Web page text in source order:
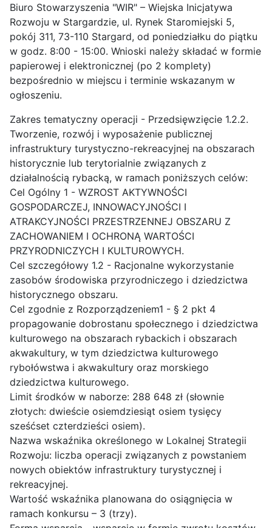
Biuro Stowarzyszenia "WIR" – Wiejska Inicjatywa
Rozwoju w Stargardzie, ul. Rynek Staromiejski 5,
pokój 311, 73-110 Stargard, od poniedziałku do piątku
w godz. 8:00 - 15:00. Wnioski należy składać w formie
papierowej i elektronicznej (po 2 komplety)
bezpośrednio w miejscu i terminie wskazanym w
ogłoszeniu.
Zakres tematyczny operacji - Przedsięwzięcie 1.2.2.
Tworzenie, rozwój i wyposażenie publicznej
infrastruktury turystyczno-rekreacyjnej na obszarach
historycznie lub terytorialnie związanych z
działalnością rybacką, w ramach poniższych celów:
Cel Ogólny 1 - WZROST AKTYWNOŚCI
GOSPODARCZEJ, INNOWACYJNOŚCI I
ATRAKCYJNOŚCI PRZESTRZENNEJ OBSZARU Z
ZACHOWANIEM I OCHRONĄ WARTOŚCI
PRZYRODNICZYCH I KULTUROWYCH.
Cel szczegółowy 1.2 - Racjonalne wykorzystanie
zasobów środowiska przyrodniczego i dziedzictwa
historycznego obszaru.
Cel zgodnie z Rozporządzeniem1 - § 2 pkt 4
propagowanie dobrostanu społecznego i dziedzictwa
kulturowego na obszarach rybackich i obszarach
akwakultury, w tym dziedzictwa kulturowego
rybołówstwa i akwakultury oraz morskiego
dziedzictwa kulturowego.
Limit środków w naborze: 288 648 zł (słownie
złotych: dwieście osiemdziesiąt osiem tysięcy
sześćset czterdzieści osiem).
Nazwa wskaźnika określonego w Lokalnej Strategii
Rozwoju: liczba operacji związanych z powstaniem
nowych obiektów infrastruktury turystycznej i
rekreacyjnej.
Wartość wskaźnika planowana do osiągnięcia w
ramach konkursu – 3 (trzy).